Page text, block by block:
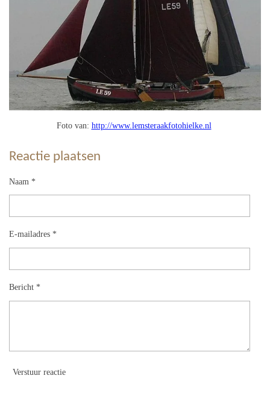
Foto van: http://www.lemsteraakfotohielke.nl
Reactie plaatsen
Naam *
E-mailadres *
Bericht *
Verstuur reactie